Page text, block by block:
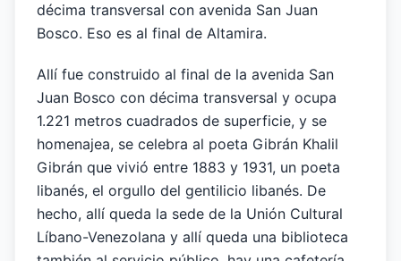
décima transversal con avenida San Juan
Bosco. Eso es al final de Altamira.
Allí fue construido al final de la avenida San
Juan Bosco con décima transversal y ocupa
1.221 metros cuadrados de superficie, y se
homenajea, se celebra al poeta Gibrán Khalil
Gibrán que vivió entre 1883 y 1931, un poeta
libanés, el orgullo del gentilicio libanés. De
hecho, allí queda la sede de la Unión Cultural
Líbano-Venezolana y allí queda una biblioteca